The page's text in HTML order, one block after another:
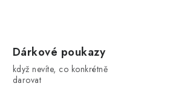
Dárkové poukazy
když nevíte, co konkrétně
darovat